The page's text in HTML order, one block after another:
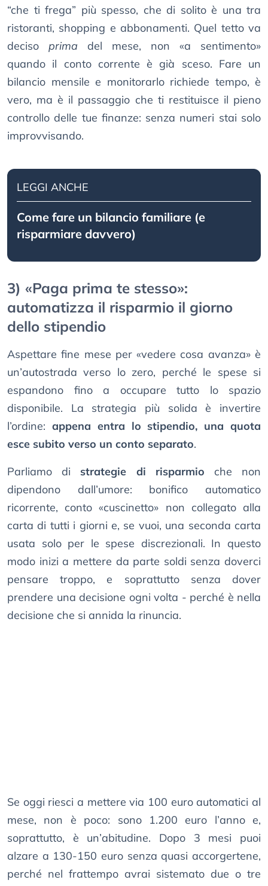
“che ti frega” più spesso, che di solito è una tra
ristoranti, shopping e abbonamenti. Quel tetto va
deciso prima del mese, non «a sentimento»
quando il conto corrente è già sceso. Fare un
bilancio mensile e monitorarlo richiede tempo, è
vero, ma è il passaggio che ti restituisce il pieno
controllo delle tue finanze: senza numeri stai solo
improvvisando.
LEGGI ANCHE
Come fare un bilancio familiare (e
risparmiare davvero)
3) «Paga prima te stesso»:
automatizza il risparmio il giorno
dello stipendio
Aspettare fine mese per «vedere cosa avanza» è
un’autostrada verso lo zero, perché le spese si
espandono fino a occupare tutto lo spazio
disponibile. La strategia più solida è invertire
l’ordine: appena entra lo stipendio, una quota
esce subito verso un conto separato.
Parliamo di strategie di risparmio che non
dipendono dall’umore: bonifico automatico
ricorrente, conto «cuscinetto» non collegato alla
carta di tutti i giorni e, se vuoi, una seconda carta
usata solo per le spese discrezionali. In questo
modo inizi a mettere da parte soldi senza doverci
pensare troppo, e soprattutto senza dover
prendere una decisione ogni volta - perché è nella
decisione che si annida la rinuncia.
Se oggi riesci a mettere via 100 euro automatici al
mese, non è poco: sono 1.200 euro l’anno e,
soprattutto, è un’abitudine. Dopo 3 mesi puoi
alzare a 130-150 euro senza quasi accorgertene,
perché nel frattempo avrai sistemato due o tre